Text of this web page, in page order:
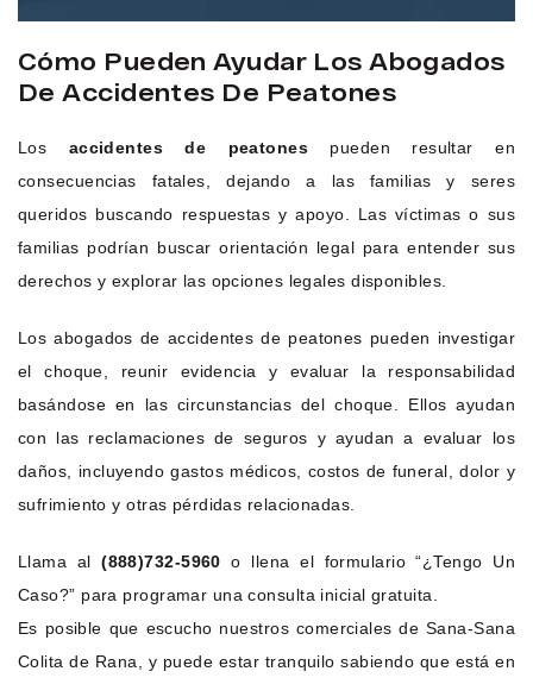
Cómo Pueden Ayudar Los Abogados
De Accidentes De Peatones
Los accidentes de peatones pueden resultar en
consecuencias fatales, dejando a las familias y seres
queridos buscando respuestas y apoyo. Las víctimas o sus
familias podrían buscar orientación legal para entender sus
derechos y explorar las opciones legales disponibles.
Los abogados de accidentes de peatones pueden investigar
el choque, reunir evidencia y evaluar la responsabilidad
basándose en las circunstancias del choque. Ellos ayudan
con las reclamaciones de seguros y ayudan a evaluar los
daños, incluyendo gastos médicos, costos de funeral, dolor y
sufrimiento y otras pérdidas relacionadas.
Llama al(888)732-5960 o llena el formulario “¿Tengo Un
Caso?” para programar una consulta inicial gratuita.
Es posible que escucho nuestros comerciales de Sana-Sana
Colita de Rana, y puede estar tranquilo sabiendo que está en